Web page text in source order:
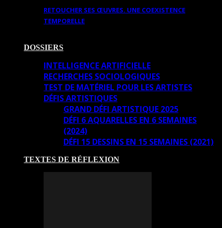
RETOUCHER SES ŒUVRES. UNE COEXISTENCE
TEMPORELLE
DOSSIERS
INTELLIGENCE ARTIFICIELLE
RECHERCHES SOCIOLOGIQUES
TEST DE MATÉRIEL POUR LES ARTISTES
DÉFIS ARTISTIQUES
GRAND DÉFI ARTISTIQUE 2025
DÉFI 6 AQUARELLES EN 6 SEMAINES
(2024)
DÉFI 15 DESSINS EN 15 SEMAINES (2021)
TEXTES DE RÉFLEXION